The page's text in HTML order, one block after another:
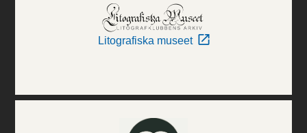
Litografiska museet